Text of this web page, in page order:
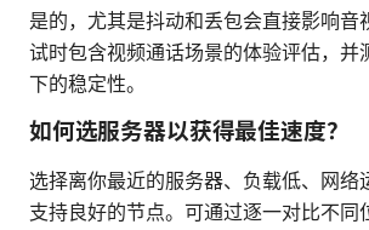
是的，尤其是抖动和丢包会直接影响音
试时包含视频通话场景的体验评估，并
下的稳定性。
如何选服务器以获得最佳速度？
选择离你最近的服务器、负载低、网络
支持良好的节点。可通过逐一对比不同